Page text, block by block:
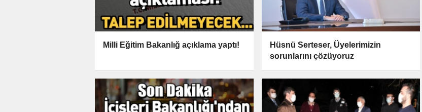
Milli Eğitim Bakanlığ açıklama yaptı!
Hüsnü Serteser, Üyelerimizin
sorunlarını çözüyoruz